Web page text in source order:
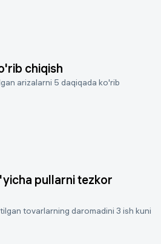
chiqish
arizalarni 5 daqiqada ko'rib
pullarni tezkor
tovarlarning daromadini 3 ish kuni